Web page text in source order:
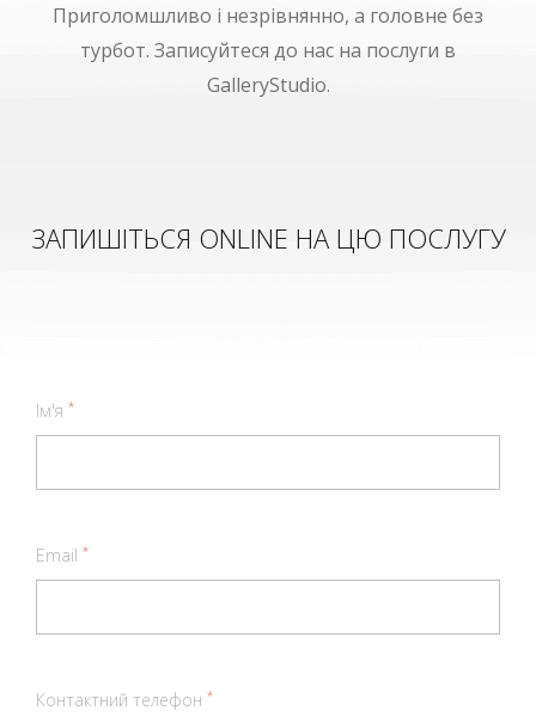
Приголомшливо і незрівнянно, а головне без
турбот. Записуйтеся до нас на послуги в
GalleryStudio.
ЗАПИШІТЬСЯ ONLINE НА ЦЮ ПОСЛУГУ
Ім'я *
Email *
Контактний телефон *